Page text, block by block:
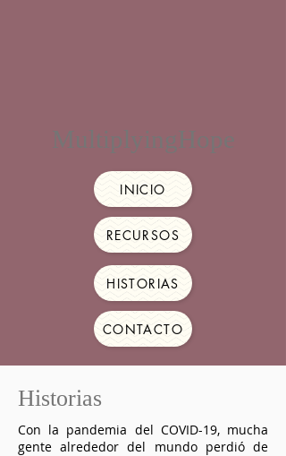
MultiplyingHope
INICIO
RECURSOS
HISTORIAS
CONTACTO
Historias
Con la pandemia del COVID-19, mucha
gente alrededor del mundo perdió de